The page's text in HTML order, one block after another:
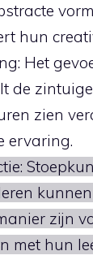
hun
Het
de
zien
ervaring.
zijn
met hun